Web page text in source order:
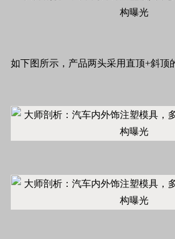
如下图所示，产品两头采用直顶+斜顶